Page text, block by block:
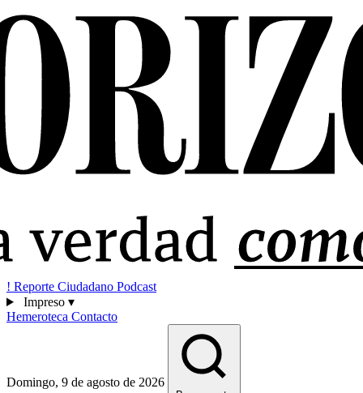
! Reporte Ciudadano Podcast
Impreso ▾
Hemeroteca Contacto
Domingo, 9 de agosto de 2026